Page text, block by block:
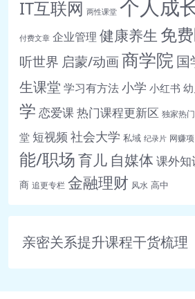
IT互联网 两性课堂 个人成
付费文章 企业管理 健康养生 免
听世界 启蒙/动画商学院国
生课堂 学习有方法小学 小红书
学 恋爱课热门课程更新区 独家热门
堂 短视频 社会大学 私域 纪录片 网赚
能/职场育儿 自媒体 课外知
商 追更专栏 金融理财 风水 高中
亲密关系提升课程干货梳理